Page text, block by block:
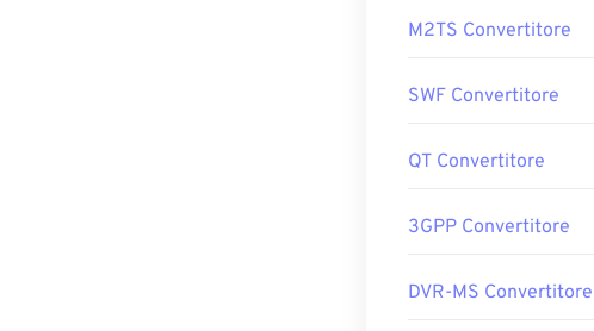
M2TS Convertitore
SWF Convertitore
QT Convertitore
3GPP Convertitore
DVR-MS Convertitore